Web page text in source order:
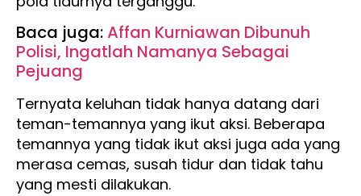
Baca juga:Affan Kurniawan Dibunuh
Polisi, Ingatlah Namanya Sebagai
Pejuang
Ternyata keluhan tidak hanya datang dari
teman-temannya yang ikut aksi. Beberapa
temannya yang tidak ikut aksi juga ada yang
merasa cemas, susah tidur dan tidak tahu
yang mesti dilakukan.